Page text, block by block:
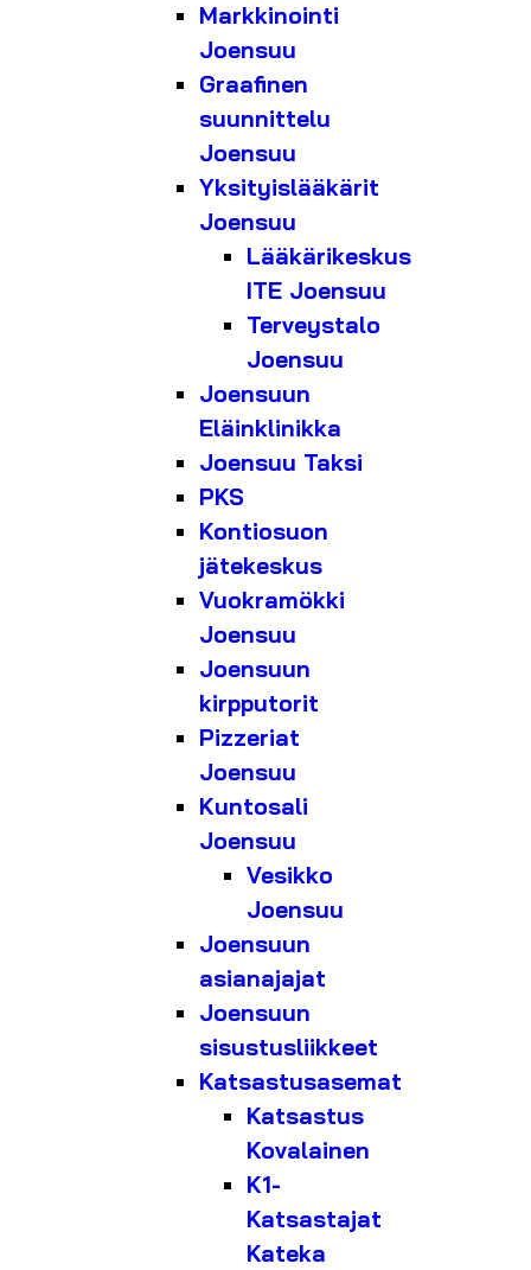
Markkinointi
Joensuu
Graafinen
suunnittelu
Joensuu
Yksityislääkärit
Joensuu
Lääkärikeskus
ITE Joensuu
Terveystalo
Joensuu
Joensuun
Eläinklinikka
Joensuu Taksi
PKS
Kontiosuon
jätekeskus
Vuokramökki
Joensuu
Joensuun
kirpputorit
Pizzeriat
Joensuu
Kuntosali
Joensuu
Vesikko
Joensuu
Joensuun
asianajajat
Joensuun
sisustusliikkeet
Katsastusasemat
Katsastus
Kovalainen
K1-
Katsastajat
Kateka